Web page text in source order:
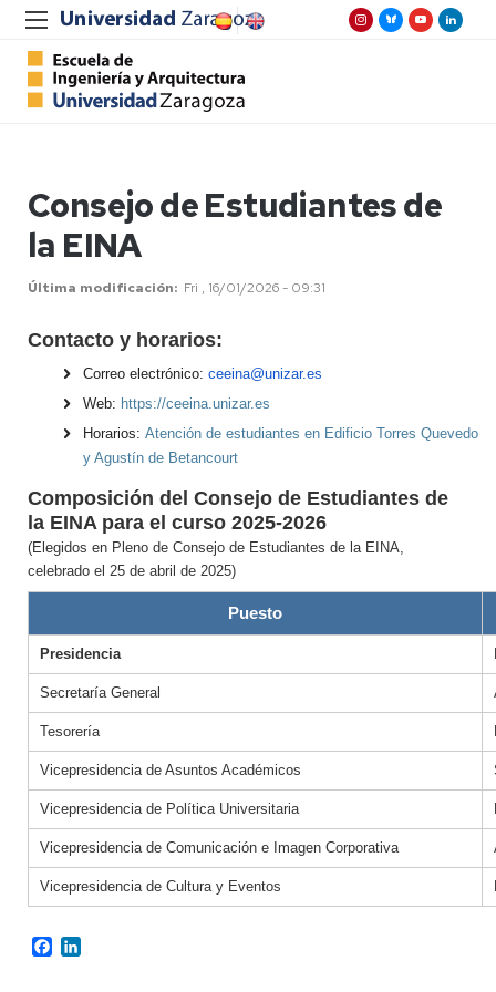
Consejo de Estudiantes de
la EINA
Última modificación Fri , 16/01/2026 - 09:31
Contacto y horarios:
Correo electrónico: ceeina@unizar.es
Web: https://ceeina.unizar.es
Horarios: Atención de estudiantes en Edificio Torres Quevedo
y Agustín de Betancourt
Composición del Consejo de Estudiantes de
la EINA para el curso 2025-2026
(Elegidos en Pleno de Consejo de Estudiantes de la EINA,
celebrado el 25 de abril de 2025)
Puesto
Presidencia
Secretaría General
Tesorería
Vicepresidencia de Asuntos Académicos
Vicepresidencia de Política Universitaria
Vicepresidencia de Comunicación e Imagen Corporativa
Vicepresidencia de Cultura y Eventos
Facebook